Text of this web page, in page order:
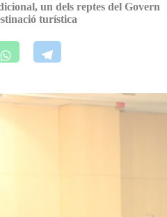
un dels reptes del Govern
turística